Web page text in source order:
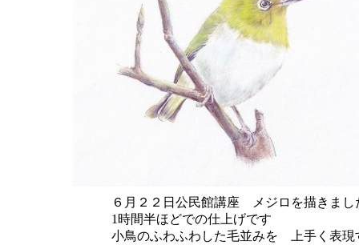
６月２２日公民館講座 メジロを描きまし
1時間半ほどでの仕上げです
小鳥のふわふわした毛並みを 上手く表